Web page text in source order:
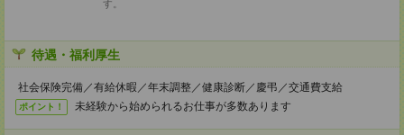
す。
待遇・福利厚生
社会保険完備／有給休暇／年末調整／健康診断／慶弔／交通費支給
ポイント！ 未経験から始められるお仕事が多数あります